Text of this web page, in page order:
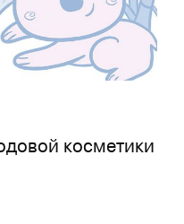
84
косметики